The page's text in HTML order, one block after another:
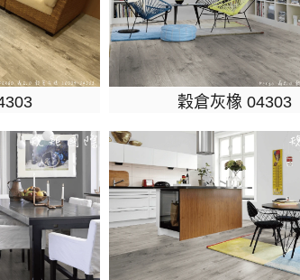
穀倉灰橡 04303